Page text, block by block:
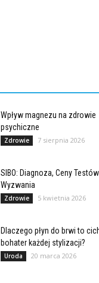
Wpływ magnezu na zdrowie
psychiczne
Zdrowie 7 sierpnia 2026
SIBO: Diagnoza, Ceny
Wyzwania
Zdrowie 5 kwietnia 2026
Dlaczego płyn do brwi to
bohater każdej stylizacji?
Uroda 20 marca 2026